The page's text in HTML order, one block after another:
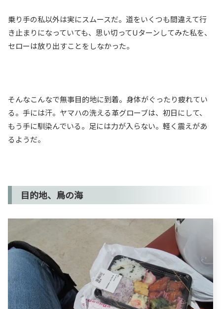
乗り手の私以外は実にスムースだ。道をいくつも間違えて行
き止まりになっていても、思い切ってUターンしてみた私を、
セローは放り出すことをしなかった。
そんなこんなで無事目的地に到着。身体がぐったり疲れてい
る。手には汗。ヤマハの洗える革グローブは、初日にして、
もう手に馴染んでいる。足には力が入らない。軽く震えがあ
るようだ。
目的地、鳥の海